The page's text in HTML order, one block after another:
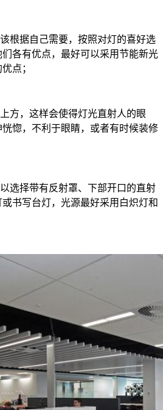
根据自己需要，按照对灯的喜好选
各有优点，最好可以采用节能新光
点；
方，这样会使得灯光直射人的眼
惚，不利于眼睛，或者有时候装修
选择带有反射罩、下部开口的直射
书写台灯，光源最好采用白炽灯和